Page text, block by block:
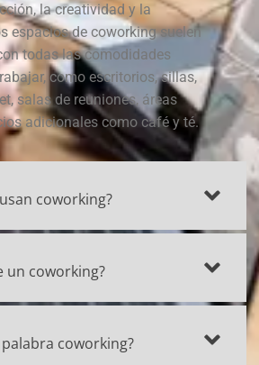
la creatividad y la
espacios de coworking suelen
todas las comodidades
como escritorios, sillas,
salas de reuniones, áreas
adicionales como café y té.
coworking?
un coworking?
coworking?